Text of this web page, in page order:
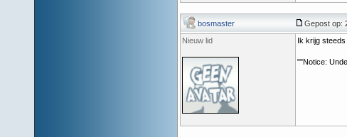
bosmaster
Gepost op:
Nieuw lid
Ik krijg
""Notice: